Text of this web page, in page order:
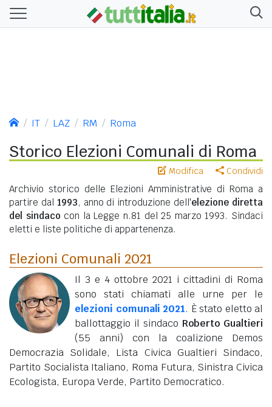
IT LAZ RM Roma
Storico Elezioni Comunali di Roma
Modifica Condividi
Archivio storico delle Elezioni Amministrative di Roma a
partire dal 1993, anno di introduzione dell'elezione diretta
del sindaco con la Legge n.81 del 25 marzo 1993. Sindaci
eletti e liste politiche di appartenenza.
Elezioni Comunali 2021
Il 3 e 4 ottobre 2021 i cittadini di Roma
sono stati chiamati alle urne per le
elezioni comunali 2021. È stato eletto al
ballottaggio il sindaco Roberto Gualtieri
(55 anni) con la coalizione Demos
Democrazia Solidale, Lista Civica Gualtieri Sindaco,
Partito Socialista Italiano, Roma Futura, Sinistra Civica
Ecologista, Europa Verde, Partito Democratico.